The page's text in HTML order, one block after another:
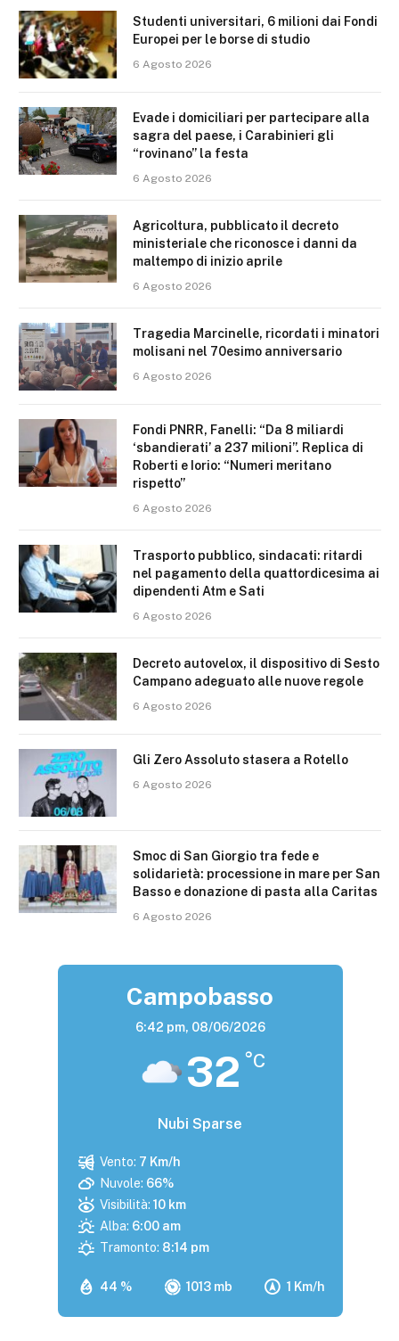
Studenti universitari, 6 milioni dai Fondi
Europei per le borse di studio
6 Agosto 2026
Evade i domiciliari per partecipare alla
sagra del paese, i Carabinieri gli
“rovinano” la festa
6 Agosto 2026
Agricoltura, pubblicato il decreto
ministeriale che riconosce i danni da
maltempo di inizio aprile
6 Agosto 2026
Tragedia Marcinelle, ricordati i minatori
molisani nel 70esimo anniversario
6 Agosto 2026
Fondi PNRR, Fanelli: “Da 8 miliardi
‘sbandierati’ a 237 milioni”. Replica di
Roberti e Iorio: “Numeri meritano
rispetto”
6 Agosto 2026
Trasporto pubblico, sindacati: ritardi
nel pagamento della quattordicesima ai
dipendenti Atm e Sati
6 Agosto 2026
Decreto autovelox, il dispositivo di Sesto
Campano adeguato alle nuove regole
6 Agosto 2026
Gli Zero Assoluto stasera a Rotello
6 Agosto 2026
Smoc di San Giorgio tra fede e
solidarietà: processione in mare per San
Basso e donazione di pasta alla Caritas
6 Agosto 2026
Campobasso
6:42 pm, 08/06/2026
32 °C
Nubi Sparse
44 % 1013 mb 1 Km/h
Vento: 7 Km/h
Nuvole: 66%
Visibilità: 10 km
Alba: 6:00 am
Tramonto: 8:14 pm